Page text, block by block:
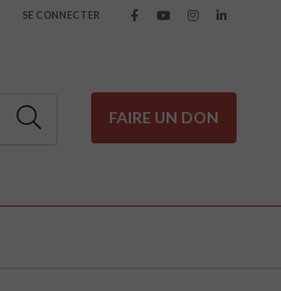
SE CONNECTER
FAIRE UN DON